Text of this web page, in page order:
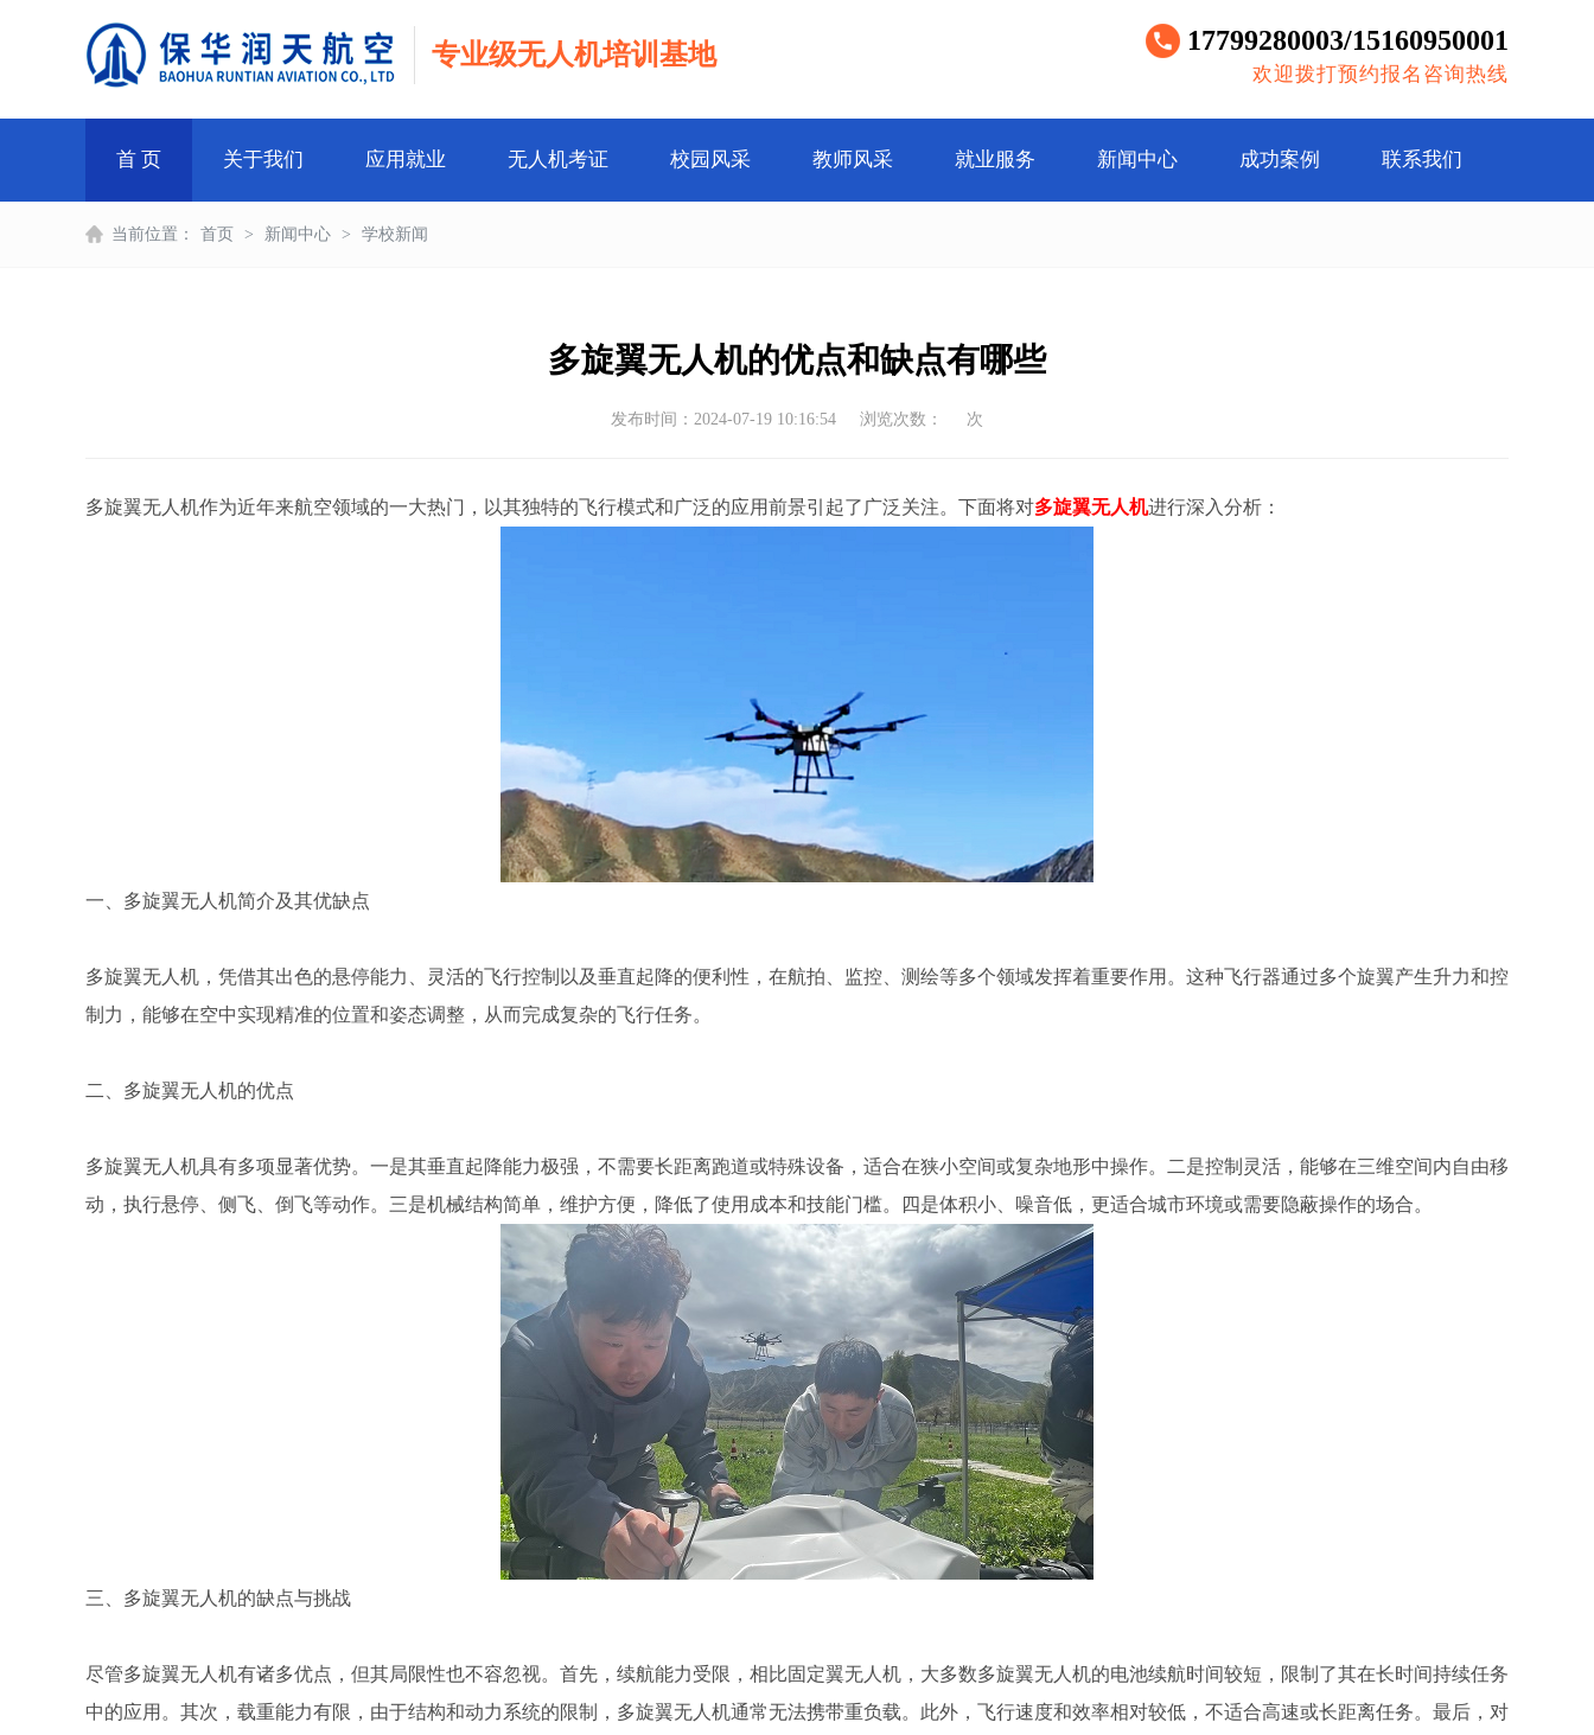
专业级无人机培训基地 17799280003/15160950001
欢迎拨打预约报名咨询热线
首 页 关于我们 应用就业 无人机考证 校园风采 教师风采 就业服务 新闻中心 成功案例 联系我们
当前位置： 首页 > 新闻中心 > 学校新闻
多旋翼无人机的优点和缺点有哪些
发布时间：2024-07-19 10:16:54 浏览次数： 次
多旋翼无人机作为近年来航空领域的一大热门，以其独特的飞行模式和广泛的应用前景引起了广泛关注。下面将对多旋翼无人机进行深入分析：
一、多旋翼无人机简介及其优缺点
多旋翼无人机，凭借其出色的悬停能力、灵活的飞行控制以及垂直起降的便利性，在航拍、监控、测绘等多个领域发挥着重要作用。这种飞行器通过多个旋翼产生升力和控
制力，能够在空中实现精准的位置和姿态调整，从而完成复杂的飞行任务。
二、多旋翼无人机的优点
多旋翼无人机具有多项显著优势。一是其垂直起降能力极强，不需要长距离跑道或特殊设备，适合在狭小空间或复杂地形中操作。二是控制灵活，能够在三维空间内自由移
动，执行悬停、侧飞、倒飞等动作。三是机械结构简单，维护方便，降低了使用成本和技能门槛。四是体积小、噪音低，更适合城市环境或需要隐蔽操作的场合。
三、多旋翼无人机的缺点与挑战
尽管多旋翼无人机有诸多优点，但其局限性也不容忽视。首先，续航能力受限，相比固定翼无人机，大多数多旋翼无人机的电池续航时间较短，限制了其在长时间持续任务
中的应用。其次，载重能力有限，由于结构和动力系统的限制，多旋翼无人机通常无法携带重负载。此外，飞行速度和效率相对较低，不适合高速或长距离任务。最后，对